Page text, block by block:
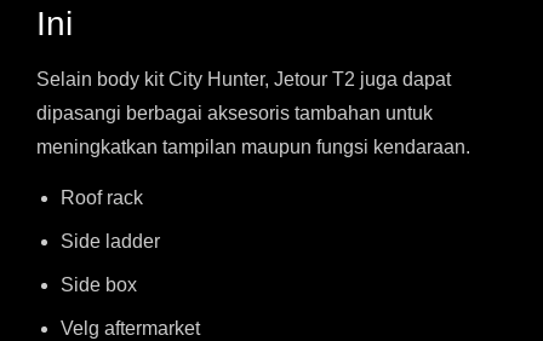
Ini
Selain body kit City Hunter, Jetour T2 juga dapat
dipasangi berbagai aksesoris tambahan untuk
meningkatkan tampilan maupun fungsi kendaraan.
Roof rack
Side ladder
Side box
Velg aftermarket